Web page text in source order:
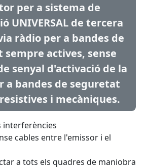
per a sistema de
UNIVERSAL de tercera
ràdio per a bandes de
sempre actives, sense
senyal d'activació de la
a bandes de seguretat
i mecàniques.
interferències
cables entre l'emissor i el
a tots els quadres de maniobra